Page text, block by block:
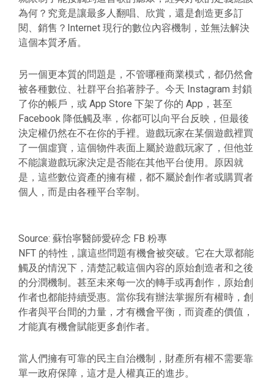
為何？究竟是讓最多人翻唱、欣賞，還是創造更多訂
閱、銷售？Internet 現行的數位內容機制，並無法解決
這個本質矛盾。
另一個更本質的問題是，不管哪種商業模式，都仍然會
被各種數位、社群平台掐著脖子。今天 Instagram 封鎖
了你的帳戶，或 App Store 下架了你的 App，甚至
Facebook 降低觸及率，你都可以向平台反映，但最後
決定權仍然在不在你的手裡。遊戲玩家在某個遊戲裡買
了一個虛寶，這個物件表面上屬於遊戲玩家了，但他並
不能讓遊戲玩家決定是否能在其他平台使用。原因就
是，這些數位資產的擁有權，都不屬於創作者或購買者
個人，而是由各種平台宰制。
Source: 蘇怡寧醫師愛碎念 FB 粉專
NFT 的特性，讓這些問題有機會被突破。它在大眾都能
觸及的情況下，清楚記載這個內容的原始創造者和之後
的分潤機制。甚至未來每一次的轉手或再創作，原始創
作者也都能持續受惠。當你我有辦法掌握所有權時，創
作者與平台間的力量，才有機會平衡，而資產的價值，
才能真有機會賦能更多創作者。
當人們擁有可靠的民主自治機制，財產所有權不需要靠
單一政府保障，這才是人權真正的進步。